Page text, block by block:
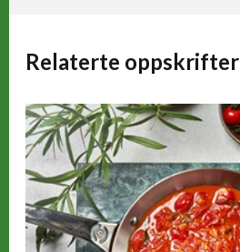
Relaterte oppskrifter